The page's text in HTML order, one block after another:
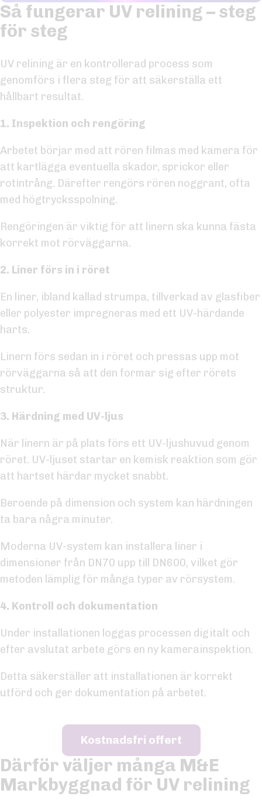
Så fungerar UV relining – steg
för steg
UV relining är en kontrollerad process som
genomförs i flera steg för att säkerställa ett
hållbart resultat.
1. Inspektion och rengöring
Arbetet börjar med att rören filmas med kamera för
att kartlägga eventuella skador, sprickor eller
rotintrång. Därefter rengörs rören noggrant, ofta
med högtrycksspolning.
Rengöringen är viktig för att linern ska kunna fästa
korrekt mot rörväggarna.
2. Liner förs in i röret
En liner, ibland kallad strumpa, tillverkad av glasfiber
eller polyester impregneras med ett UV-härdande
harts.
Linern förs sedan in i röret och pressas upp mot
rörväggarna så att den formar sig efter rörets
struktur.
3. Härdning med UV-ljus
När linern är på plats förs ett UV-ljushuvud genom
röret. UV-ljuset startar en kemisk reaktion som gör
att hartset härdar mycket snabbt.
Beroende på dimension och system kan härdningen
ta bara några minuter.
Moderna UV-system kan installera liner i
dimensioner från DN70 upp till DN600, vilket gör
metoden lämplig för många typer av rörsystem.
4. Kontroll och dokumentation
Under installationen loggas processen digitalt och
efter avslutat arbete görs en ny kamerainspektion.
Detta säkerställer att installationen är korrekt
utförd och ger dokumentation på arbetet.
Kostnadsfri offert
Därför väljer många M&E
Markbyggnad för UV relining